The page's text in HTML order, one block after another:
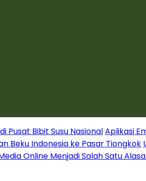
Pusat Bibit Susu NasionalAplikasi
Beku Indonesia ke Pasar Tiongkok
Online Menjadi Salah Satu